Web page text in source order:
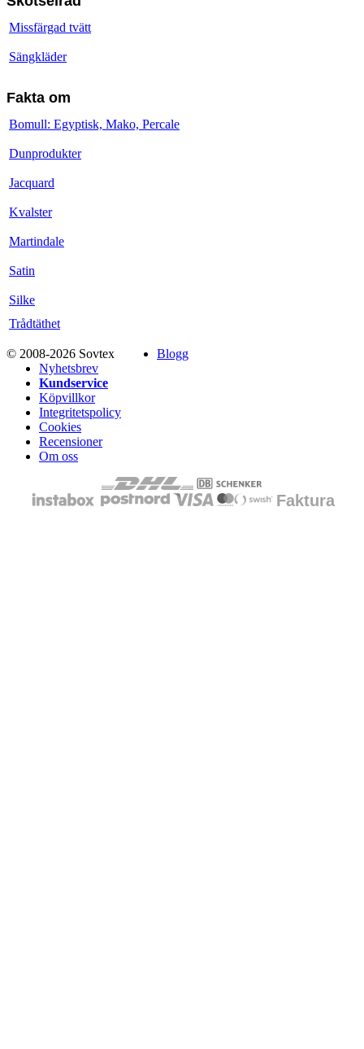
Missfärgad tvätt
Sängkläder
Fakta om
Bomull: Egyptisk, Mako, Percale
Dunprodukter
Jacquard
Kvalster
Martindale
Satin
Silke
Trådtäthet
© 2008-2026 Sovtex
Blogg
Nyhetsbrev
Kundservice
Köpvillkor
Integritetspolicy
Cookies
Recensioner
Om oss